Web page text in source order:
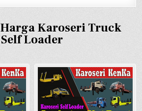
Harga Karoseri Truck
Self Loader